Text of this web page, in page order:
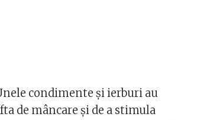
condimente și ierburi au
de mâncare și de a stimula